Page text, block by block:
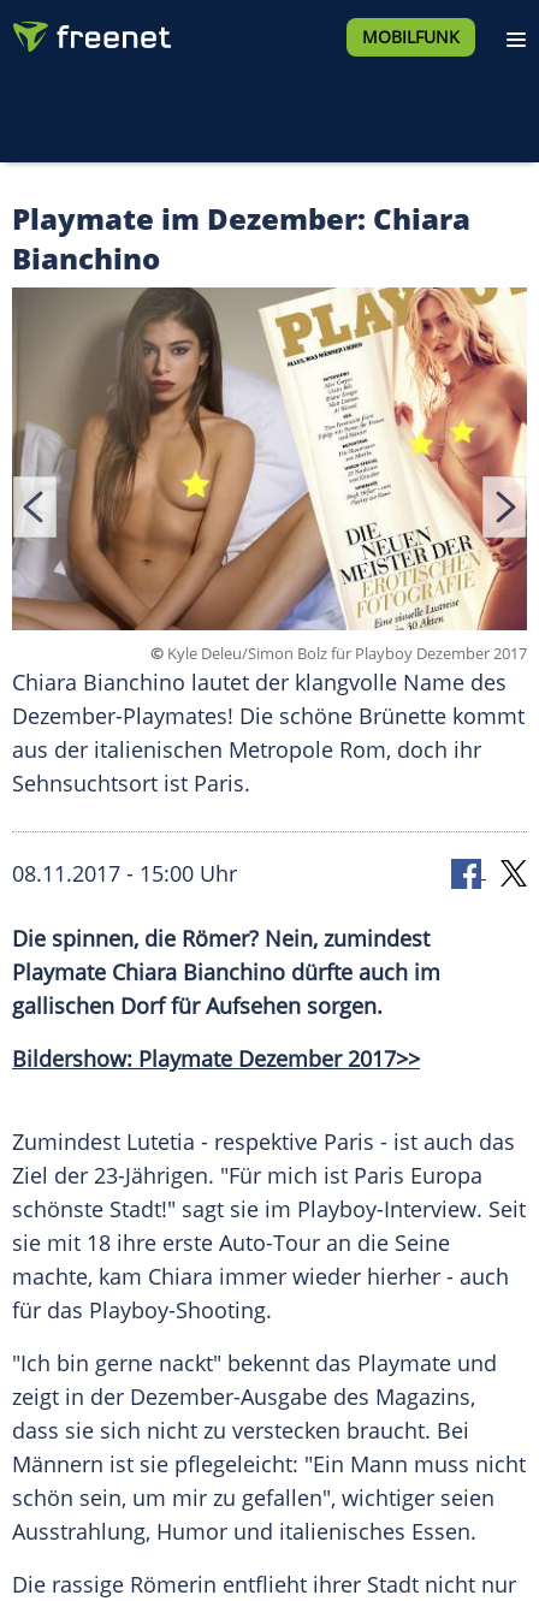
MOBILFUNK
Playmate im Dezember: Chiara
Bianchino
© Kyle Deleu/Simon Bolz für Playboy Dezember 2017
Chiara Bianchino lautet der klangvolle Name des
Dezember-Playmates! Die schöne Brünette kommt
aus der italienischen Metropole Rom, doch ihr
Sehnsuchtsort ist Paris.
08.11.2017 - 15:00 Uhr
Die spinnen, die Römer? Nein, zumindest
Playmate Chiara Bianchino dürfte auch im
gallischen Dorf für Aufsehen sorgen.
Bildershow: Playmate Dezember 2017>>
Zumindest Lutetia - respektive Paris - ist auch das
Ziel der 23-Jährigen. "Für mich ist Paris Europa
schönste Stadt!" sagt sie im Playboy-Interview. Seit
sie mit 18 ihre erste Auto-Tour an die Seine
machte, kam Chiara immer wieder hierher - auch
für das Playboy-Shooting.
"Ich bin gerne nackt" bekennt das Playmate und
zeigt in der Dezember-Ausgabe des Magazins,
dass sie sich nicht zu verstecken braucht. Bei
Männern ist sie pflegeleicht: "Ein Mann muss nicht
schön sein, um mir zu gefallen", wichtiger seien
Ausstrahlung, Humor und italienisches Essen.
Die rassige Römerin entflieht ihrer Stadt nicht nur